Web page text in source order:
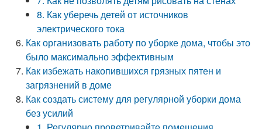
8. Как уберечь детей от источников
электрического тока
Как организовать работу по уборке дома, чтобы это
было максимально эффективным
Как избежать накопившихся грязных пятен и
загрязнений в доме
Как создать систему для регулярной уборки дома
без усилий